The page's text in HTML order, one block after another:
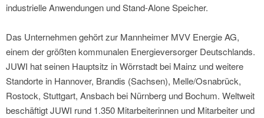
industrielle Anwendungen und Stand-Alone Speicher.
Das Unternehmen gehört zur Mannheimer MVV Energie AG,
einem der größten kommunalen Energieversorger Deutschlands.
JUWI hat seinen Hauptsitz in Wörrstadt bei Mainz und weitere
Standorte in Hannover, Brandis (Sachsen), Melle/Osnabrück,
Rostock, Stuttgart, Ansbach bei Nürnberg und Bochum. Weltweit
beschäftigt JUWI rund 1.350 Mitarbeiterinnen und Mitarbeiter und